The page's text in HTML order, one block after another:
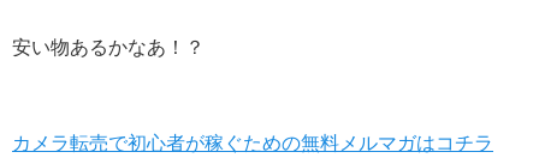
安い物あるかなあ！？
カメラ転売で初心者が稼ぐための無料メルマガはコチラ